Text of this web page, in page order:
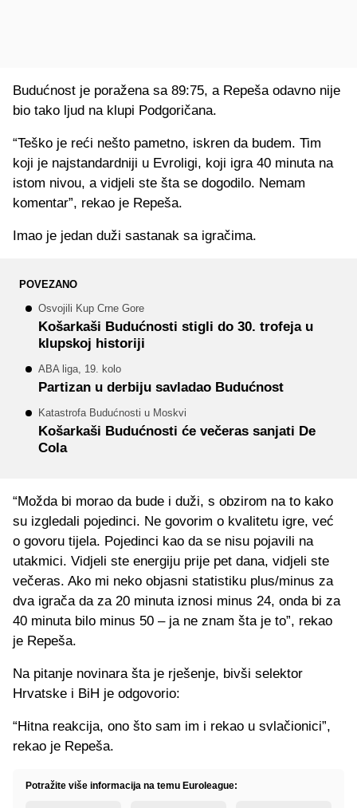
Budućnost je poražena sa 89:75, a Repeša odavno nije
bio tako ljud na klupi Podgoričana.
“Teško je reći nešto pametno, iskren da budem. Tim
koji je najstandardniji u Evroligi, koji igra 40 minuta na
istom nivou, a vidjeli ste šta se dogodilo. Nemam
komentar”, rekao je Repeša.
Imao je jedan duži sastanak sa igračima.
POVEZANO
Osvojili Kup Crne Gore
Košarkaši Budućnosti stigli do 30. trofeja u
klupskoj historiji
ABA liga, 19. kolo
Partizan u derbiju savladao Budućnost
Katastrofa Budućnosti u Moskvi
Košarkaši Budućnosti će večeras sanjati De
Cola
“Možda bi morao da bude i duži, s obzirom na to kako
su izgledali pojedinci. Ne govorim o kvalitetu igre, već
o govoru tijela. Pojedinci kao da se nisu pojavili na
utakmici. Vidjeli ste energiju prije pet dana, vidjeli ste
večeras. Ako mi neko objasni statistiku plus/minus za
dva igrača da za 20 minuta iznosi minus 24, onda bi za
40 minuta bilo minus 50 – ja ne znam šta je to”, rekao
je Repeša.
Na pitanje novinara šta je rješenje, bivši selektor
Hrvatske i BiH je odgovorio:
“Hitna reakcija, ono što sam im i rekao u svlačionici”,
rekao je Repeša.
Potražite više informacija na temu Euroleague: